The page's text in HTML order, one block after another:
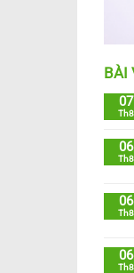
BÀI
07
Th8
06
Th8
06
Th8
06
Th8